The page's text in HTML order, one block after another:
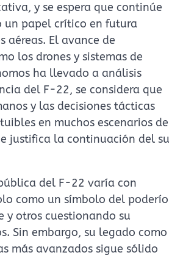
y se espera que continúe
un papel crítico en futura
aéreas. El avance de
los drones y sistemas de
ha llevado a análisis
del F-22, se considera que
y las decisiones tácticas
en muchos escenarios de
justifica la continuación del su
del F-22 varía con
como un símbolo del poderío
y otros cuestionando su
Sin embargo, su legado como
más avanzados sigue sólido